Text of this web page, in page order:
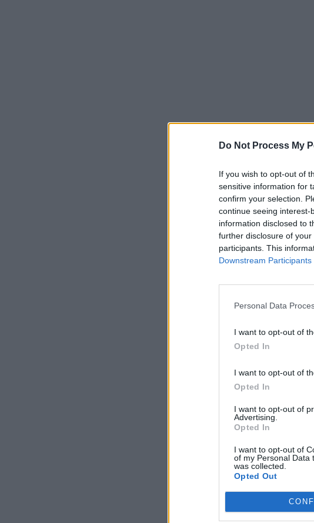
Do Not Process My
If you wish to opt-out of
sensitive information for
confirm your selection.
continue seeing
information disclosed to
further disclosure of your
participants. This
Downstream Participants
Personal Data
I want to opt-out of
Opted In
I want to opt-out of
Opted In
I want to opt-out of
Advertising.
Opted In
I want to opt-out of
of my Personal Data
was collected.
Opted Out